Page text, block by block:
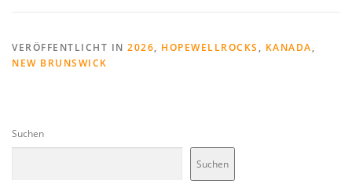
VERÖFFENTLICHT IN 2026, HOPEWELLROCKS, KANADA,
NEW BRUNSWICK
Suchen
Suchen